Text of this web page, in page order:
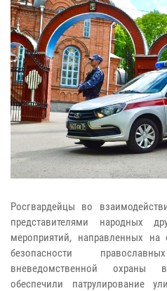
Росгвардейцы во
представителями народных
мероприятий, направленных на
безопасности
вневедомственной охраны
обеспечили патрулирование